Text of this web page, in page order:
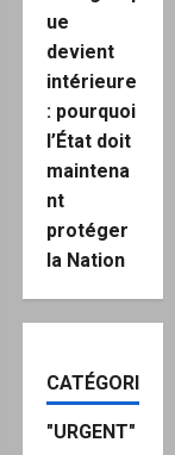
ue
devient
intérieure
: pourquoi
l’État doit
maintena
nt
protéger
la Nation
CATÉGORIES
"URGENT"